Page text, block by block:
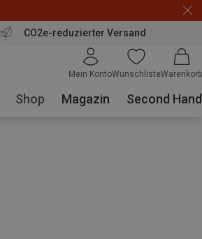
CO2e-reduzierter Versand
Mein KontoWunschlisteWarenkorb
Shop Magazin Second Hand